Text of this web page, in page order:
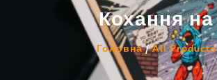
Кохання на
Головна/All Products